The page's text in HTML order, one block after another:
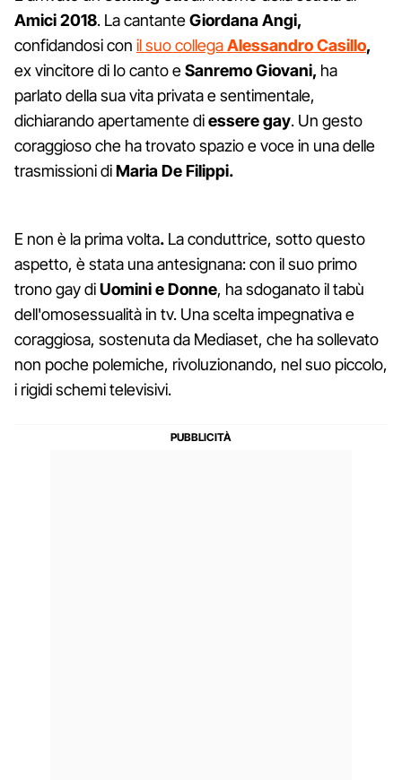
Amici 2018. La cantanteGiordana Angi,
confidandosi con il suo collegaAlessandro Casillo,
ex vincitore di Io canto eSanremo Giovani, ha
parlato della sua vita privata e sentimentale,
dichiarando apertamente diessere gay. Un gesto
coraggioso che ha trovato spazio e voce in una delle
trasmissioni diMaria De Filippi.
E non è la prima volta. La conduttrice, sotto questo
aspetto, è stata una antesignana: con il suo primo
trono gay diUomini e Donne, ha sdoganato il tabù
dell'omosessualità in tv. Una scelta impegnativa e
coraggiosa, sostenuta da Mediaset, che ha sollevato
non poche polemiche, rivoluzionando, nel suo piccolo,
i rigidi schemi televisivi.